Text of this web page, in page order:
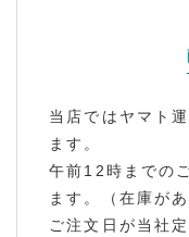
当店ではヤマト
ます。
午前12時までの
ます。（在庫があ
ご注文日が当社